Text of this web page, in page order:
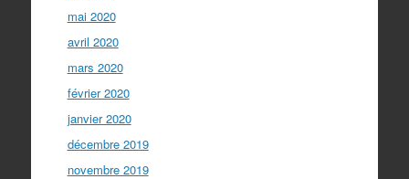
mai 2020
avril 2020
mars 2020
février 2020
janvier 2020
décembre 2019
novembre 2019